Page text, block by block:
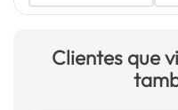
Clientes que